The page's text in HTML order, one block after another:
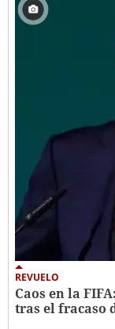
REVUELO
Caos en la
tras el fracaso